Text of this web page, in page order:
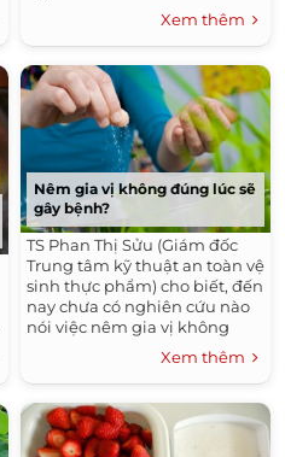
Xem thêm
Nêm gia vị không đúng lúc sẽ
gây bệnh?
TS Phan Thị Sửu (Giám đốc
Trung tâm kỹ thuật an toàn vệ
sinh thực phẩm) cho biết, đến
nay chưa có nghiên cứu nào
nói việc nêm gia vị không
đúng lúc sẽ gây bệnh cho con
Xem thêm